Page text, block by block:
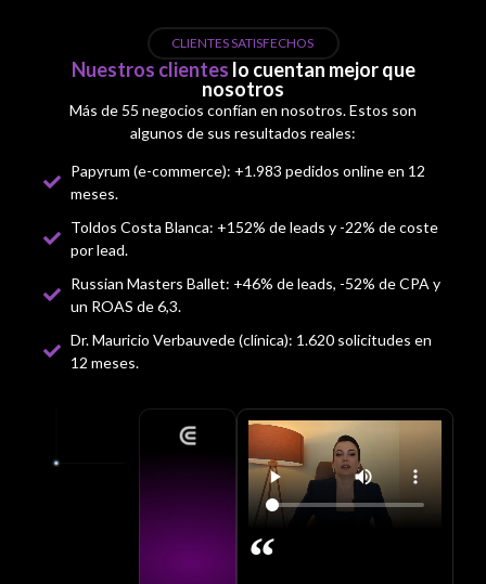
CLIENTES SATISFECHOS
Nuestros clientes lo cuentan mejor que
nosotros
Más de 55 negocios confían en nosotros. Estos son
algunos de sus resultados reales:
Papyrum (e-commerce): +1.983 pedidos online en 12
meses.
Toldos Costa Blanca: +152% de leads y -22% de coste
por lead.
Russian Masters Ballet: +46% de leads, -52% de CPA y
un ROAS de 6,3.
Dr. Mauricio Verbauvede (clínica): 1.620 solicitudes en
12 meses.